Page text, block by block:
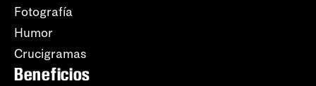
Fotografía
Humor
Crucigramas
Beneficios